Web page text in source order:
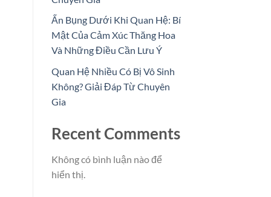
Ấn Bụng Dưới Khi Quan Hệ: Bí
Mật Của Cảm Xúc Thăng Hoa
Và Những Điều Cần Lưu Ý
Quan Hệ Nhiều Có Bị Vô Sinh
Không? Giải Đáp Từ Chuyên
Gia
Recent Comments
Không có bình luận nào để
hiển thị.